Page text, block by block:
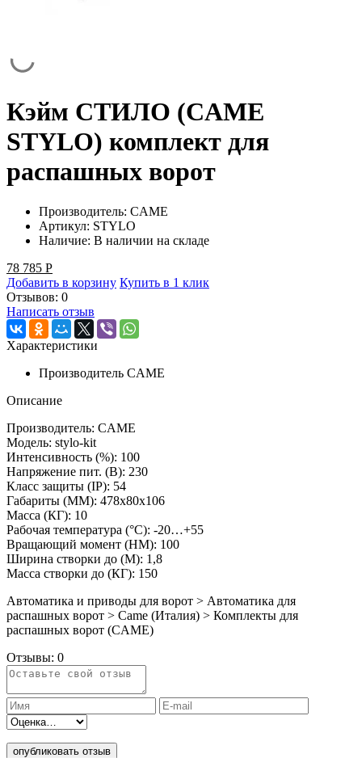
Кэйм СТИЛО (CAME
STYLO) комплект для
распашных ворот
Производитель: CAME
Артикул: STYLO
Наличие: В наличии на складе
78 785 Р
Добавить в корзину Купить в 1 клик
Отзывов: 0
Написать отзыв
Характеристики
Производитель CAME
Описание
Производитель: CAME
Модель: stylo-kit
Интенсивность (%): 100
Напряжение пит. (B): 230
Класс защиты (IP): 54
Габариты (ММ): 478х80х106
Масса (КГ): 10
Рабочая температура (°C): -20…+55
Вращающий момент (НМ): 100
Ширина створки до (М): 1,8
Масса створки до (КГ): 150
Автоматика и приводы для ворот > Автоматика для
распашных ворот > Came (Италия) > Комплекты для
распашных ворот (CAME)
Отзывы: 0
опубликовать отзыв